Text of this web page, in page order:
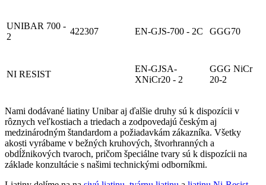
UNIBAR 700 -
2
422307 EN-GJS-700 - 2C GGG70
NI RESIST
EN-GJSA-
XNiCr20 - 2
GGG NiCr
20-2
Nami dodávané liatiny Unibar aj ďalšie druhy sú k dispozícii v
rôznych veľkostiach a triedach a zodpovedajú českým aj
medzinárodným štandardom a požiadavkám zákazníka. Všetky
akosti vyrábame v bežných kruhových, štvorhranných a
obdĺžnikových tvaroch, pričom špeciálne tvary sú k dispozícii na
základe konzultácie s našimi technickými odborníkmi.